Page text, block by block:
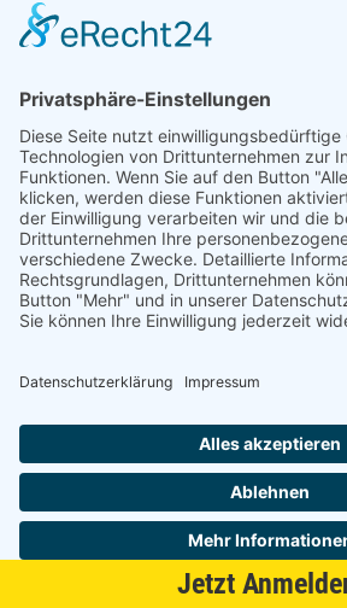
Jetzt
HETTICH Sensys 95°-Winkelscharniere
W30) - ohne integrierte Dämpfung -
4 Varianten (1 nicht angezeigt)
Anschlagart
Ausführung
vorliegend
TH-Bohrbild 52 x 5,5 mm, zum
4023149818103
vorliegend
THS-Bohrbild 52 x 5,5 mm, 48 x 6
einliegend
TH-Bohrbild 52 x 5,5 mm, zum
4023149818479